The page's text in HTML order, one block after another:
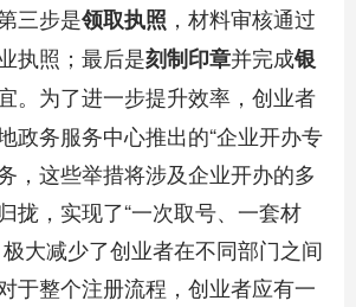
三步是领取执照 ，材料审核通过
执照；最后是刻制印章并完成银
。为了进一步提升效率，创业者
政务服务中心推出的“企业开办专
，这些举措将涉及企业开办的多
拢，实现了“一次取号、一套材
大减少了创业者在不同部门之间
于整个注册流程，创业者应有一